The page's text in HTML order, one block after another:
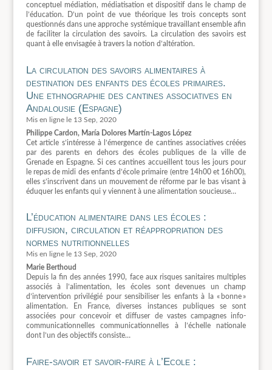
conceptuel médiation, médiatisation et dispositif dans le champ de
l’éducation. D’un point de vue théorique les trois concepts sont
questionnés dans une approche systémique travaillant ensemble afin
de faciliter la circulation des savoirs. La circulation des savoirs est
quant à elle envisagée à travers la notion d’altération.
La circulation des savoirs alimentaires à
destination des enfants des écoles primaires.
Une ethnographie des cantines associatives en
Andalousie (Espagne)
13 Sep, 2020
Philippe Cardon, María Dolores Martín-Lagos López
Cet article s’intéresse à l’émergence de cantines associatives créées
par des parents en dehors des écoles publiques de la ville de
Grenade en Espagne. Si ces cantines accueillent tous les jours pour
le repas de midi des enfants d’école primaire (entre 14h00 et 16h00),
elles s’inscrivent dans un mouvement de réforme par le bas visant à
éduquer les enfants qui y viennent à une alimentation soucieuse…
L’éducation alimentaire dans les écoles :
diffusion, circulation et réappropriation des
normes nutritionnelles
13 Sep, 2020
Marie Berthoud
Depuis la fin des années 1990, face aux risques sanitaires multiples
associés à l’alimentation, les écoles sont devenues un champ
d’intervention privilégié pour sensibiliser les enfants à la « bonne »
alimentation. En France, diverses instances publiques se sont
associées pour concevoir et diffuser de vastes campagnes info-
communicationnelles communicationnelles à l’échelle nationale
dont l’un des objectifs consiste…
Faire-savoir et savoir-faire à l’Ecole :